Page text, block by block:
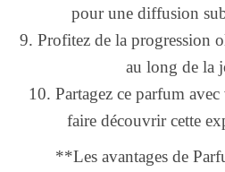
pour une diffusion
9. Profitez de la progression
au long de la
10. Partagez ce parfum
faire découvrir cette
**Les avantages de